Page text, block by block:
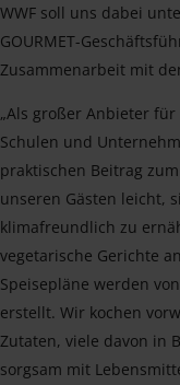
WWF soll uns dabei
GOURMET-
Zusammenarbeit mit
„Als großer Anbieter
Schulen und
praktischen Beitrag
unseren Gästen leicht,
klimafreundlich zu
vegetarische Gerichte
Speisepläne werden
erstellt. Wir kochen
Zutaten, viele davon in
sorgsam mit